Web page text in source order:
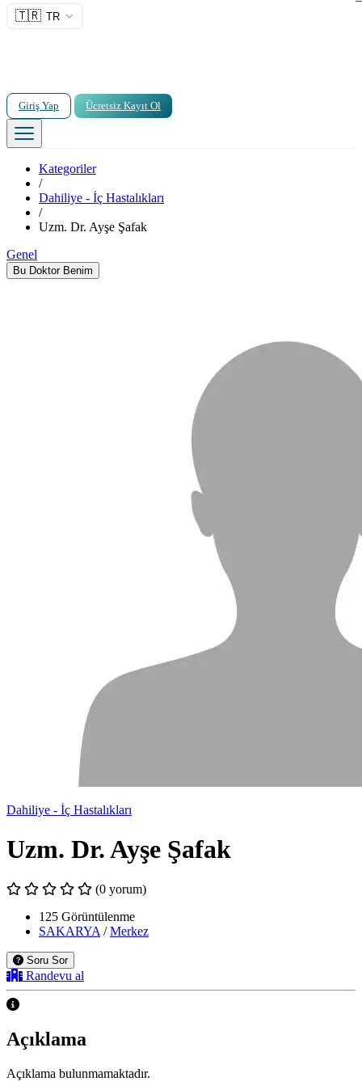
🇹🇷 TR
Giriş Yap Ücretsiz Kayıt Ol
Kategoriler
/
Dahiliye - İç Hastalıkları
/
Uzm. Dr. Ayşe Şafak
Genel
Bu Doktor Benim
Dahiliye - İç Hastalıkları
Uzm. Dr. Ayşe Şafak
(0 yorum)
125 Görüntülenme
SAKARYA /Merkez
Soru Sor
Randevu al
Açıklama
Açıklama bulunmamaktadır.